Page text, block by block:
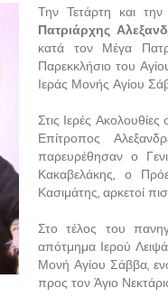
Την Τετάρτη και
Πατριάρχης
κατά τον Μέγα
Παρεκκλήσιο του
Ιεράς Μονής Αγίου
Στις Ιερές
Επίτροπος
παρευρέθησαν ο
Κακαβελάκης, ο
Κασιμάτης, αρκετοί
Στο τέλος του
απότμημα Ιερού
Μονή Αγίου Σάββα,
προς τον Άγιο